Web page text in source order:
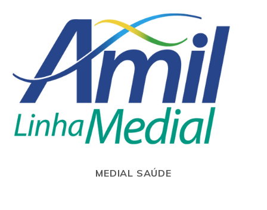
MEDIAL SAÚDE